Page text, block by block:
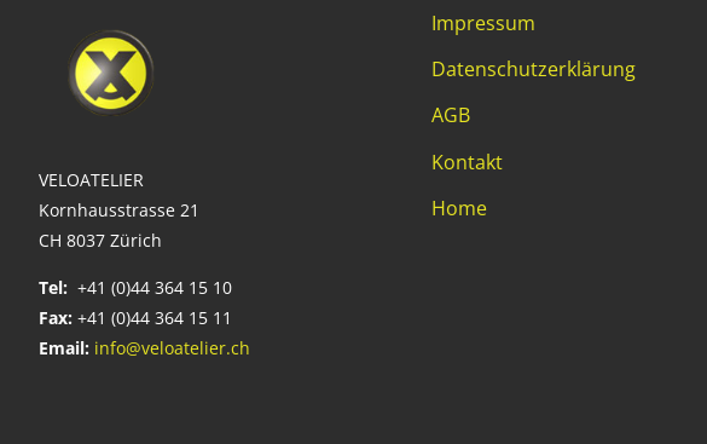
VELOATELIER
Kornhausstrasse 21
CH 8037 Zürich
Tel: +41 (0)44 364 15 10
Fax: +41 (0)44 364 15 11
Email: info@veloatelier.ch
Impressum
Datenschutzerklärung
AGB
Kontakt
Home